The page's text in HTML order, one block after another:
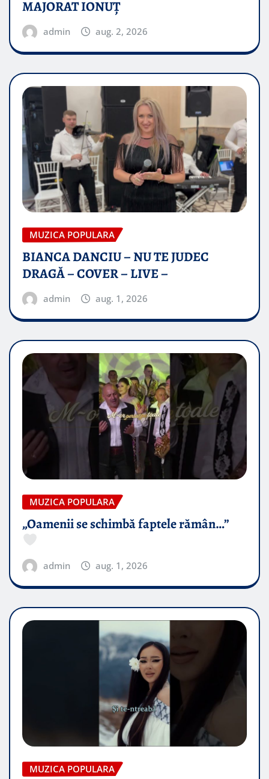
MAJORAT IONUŢ
admin aug. 2, 2026
MUZICA POPULARA
BIANCA DANCIU – NU TE JUDEC
DRAGĂ – COVER – LIVE –
admin aug. 1, 2026
MUZICA POPULARA
„Oamenii se schimbă faptele rămân…”
admin aug. 1, 2026
MUZICA POPULARA